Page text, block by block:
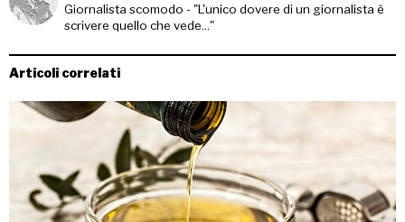
Giornalista scomodo - "L'unico dovere di un giornalista è
scrivere quello che vede..."
Articoli correlati